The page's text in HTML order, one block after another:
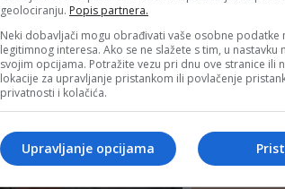
geolociranju. Popis partnera.
Neki dobavljači mogu obrađivati vaše osobne podatke
legitimnog interesa. Ako se ne slažete s tim, u nastavku
svojim opcijama. Potražite vezu pri dnu ove stranice ili
lokacije za upravljanje pristankom ili povlačenje
privatnosti i kolačića.
Upravljanje opcijama